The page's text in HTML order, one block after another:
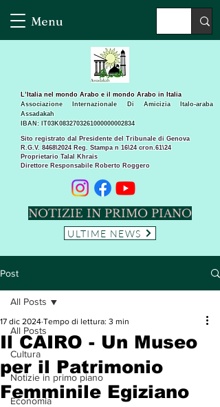
Menu
Sito registrato dal Presidente del Tribunale di Genova
R.G.V. 8468\2024 Reg. Stampa n 16\24 cron.61\24 ​
Proprietario Talal Khrais
Direttore Responsabile Roberto Roggero
L’Italia nel mondo Arabo e il mondo Arabo in Italia
Associazione Internazionale Di Amicizia Italo-araba
Assadakah
IBAN: IT03K0832703261000000002834
NOTIZIE IN PRIMO PIANO
ULTIME NEWS
Post
All Posts
Cultura
Notizie in primo piano
Economia
All Posts
Il CAIRO - Un Museo
per il Patrimonio
Femminile Egiziano
17 dic 2024 Tempo di lettura: 3 min